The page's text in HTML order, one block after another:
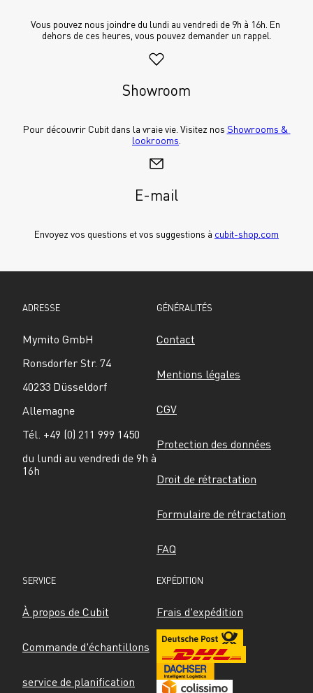
Vous pouvez nous joindre du lundi au vendredi de 9h à 16h. En
dehors de ces heures, vous pouvez demander un rappel.
Showroom
Pour découvrir Cubit dans la vraie vie. Visitez nos Showrooms &
lookrooms
E-mail
Envoyez vos questions et vos suggestions à cubit-shop.com
ADRESSE
Mymito GmbH
Ronsdorfer Str. 74
40233 Düsseldorf
Allemagne
Tél. +49 (0) 211 999 1450
du lundi au vendredi de 9h à
16h
GÉNÉRALITÉS
Contact
Mentions légales
CGV
Protection des données
Droit de rétractation
Formulaire de rétractation
FAQ
SERVICE
À propos de Cubit
Commande d'échantillons
service de planification
EXPÉDITION
Frais d'expédition